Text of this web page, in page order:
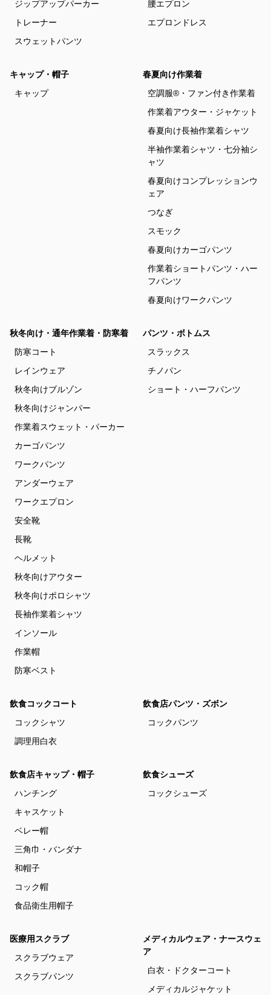
ジップアップパーカー
トレーナー
スウェットパンツ
腰エプロン
エプロンドレス
キャップ・帽子
キャップ
春夏向け作業着
空調服®・ファン付き作業着
作業着アウター・ジャケット
春夏向け長袖作業着シャツ
半袖作業着シャツ・七分袖シ
ャツ
春夏向けコンプレッションウ
ェア
つなぎ
スモック
春夏向けカーゴパンツ
作業着ショートパンツ・ハー
フパンツ
春夏向けワークパンツ
秋冬向け・通年作業着・防寒着
防寒コート
レインウェア
秋冬向けブルゾン
秋冬向けジャンパー
作業着スウェット・パーカー
カーゴパンツ
ワークパンツ
アンダーウェア
ワークエプロン
安全靴
長靴
ヘルメット
秋冬向けアウター
秋冬向けポロシャツ
長袖作業着シャツ
インソール
作業帽
防寒ベスト
パンツ・ボトムス
スラックス
チノパン
ショート・ハーフパンツ
飲食コックコート
コックシャツ
調理用白衣
飲食店パンツ・ズボン
コックパンツ
飲食店キャップ・帽子
ハンチング
キャスケット
ベレー帽
三角巾・バンダナ
和帽子
コック帽
食品衛生用帽子
飲食シューズ
コックシューズ
医療用スクラブ
スクラブウェア
スクラブパンツ
メディカルウェア・ナースウェ
ア
白衣・ドクターコート
メディカルジャケット